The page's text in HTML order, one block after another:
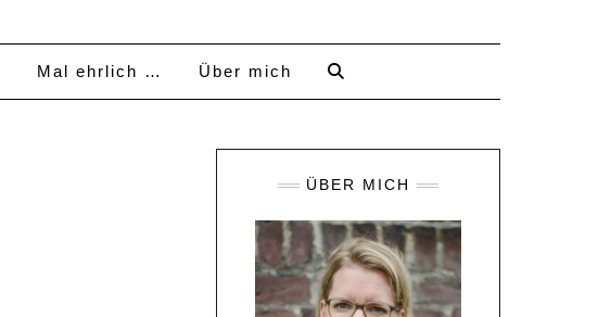
Mal ehrlich … Über mich
ÜBER MICH